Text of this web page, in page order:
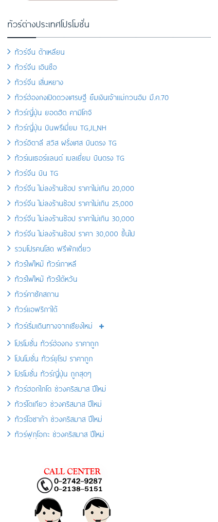
ทัวร์ต่างประเทศโปรโมชั่น
ทัวร์จีน ต้าเหลียน
ทัวร์จีน เอินซือ
ทัวร์จีน เสิ่นหยาง
ทัวร์ฮ่องกงเปิดดวงเศรษฐี ยืมเงินเจ้าแม่กวนอิม มี.ค.70
ทัวร์ญี่ปุ่น ยอดฮิต คามิโคจิ
ทัวร์ญี่ปุ่น บินพรีเมี่ยม TG,JL,NH
ทัวร์อิตาลี สวิส ฝรั่งเศส บินตรง TG
ทัวร์เนเธอร์แลนด์ เบลเยี่ยม บินตรง TG
ทัวร์จีน บิน TG
ทัวร์จีน ไม่ลงร้านช้อป ราคาไม่เกิน 20,000
ทัวร์จีน ไม่ลงร้านช้อป ราคาไม่เกิน 25,000
ทัวร์จีน ไม่ลงร้านช้อป ราคาไม่เกิน 30,000
ทัวร์จีน ไม่ลงร้านช้อป ราคา 30,000 ขึ้นไป
รวมโปรคนโสด ฟรีพักเดี่ยว
ทัวร์ไฟไหม้ ทัวร์เกาหลี
ทัวร์ไฟไหม้ ทัวร์ไต้หวัน
ทัวร์คาซัคสถาน
ทัวร์แอฟริกาใต้
ทัวร์เริ่มเดินทางจากเชียงใหม่
โปรโมชั่น ทัวร์ฮ่องกง ราคาถูก
โปนโมชั่น ทัวร์ยุโรป ราคาถูก
โปรโมชั่น ทัวร์ญี่ปุ่น ถูกสุดๆ
ทัวร์ฮอกไกโด ช่วงคริสมาส ปีใหม่
ทัวร์โตเกียว ช่วงคริสมาส ปีใหม่
ทัวร์โอซาก้า ช่วงคริสมาส ปีใหม่
ทัวร์ฟุกุโอกะ ช่วงคริสมาส ปีใหม่